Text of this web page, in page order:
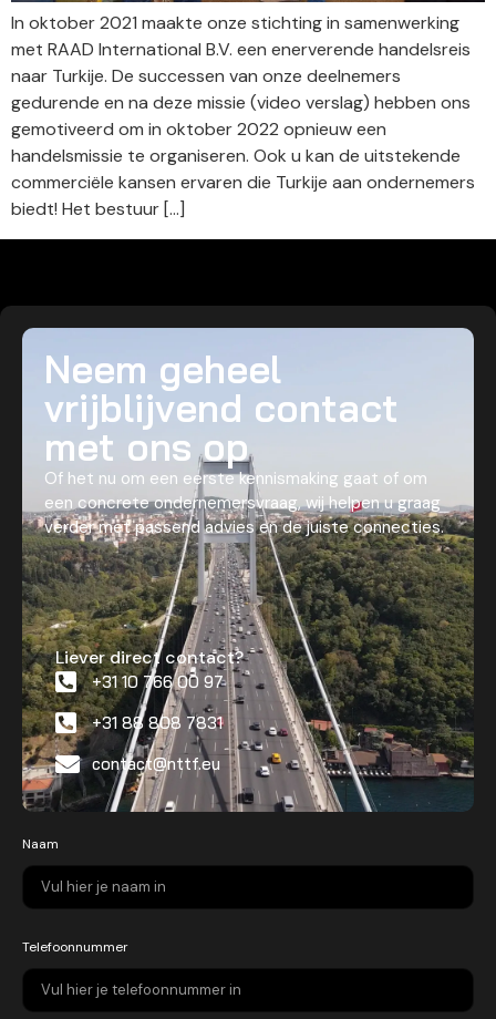
In oktober 2021 maakte onze stichting in samenwerking
met RAAD International B.V. een enerverende handelsreis
naar Turkije. De successen van onze deelnemers
gedurende en na deze missie (video verslag) hebben ons
gemotiveerd om in oktober 2022 opnieuw een
handelsmissie te organiseren. Ook u kan de uitstekende
commerciële kansen ervaren die Turkije aan ondernemers
biedt! Het bestuur […]
Neem geheel
vrijblijvend contact
met ons op
Of het nu om een eerste kennismaking gaat of om
een concrete ondernemersvraag, wij helpen u graag
verder met passend advies en de juiste connecties.
Liever direct contact?
+31 10 766 00 97
+31 88 808 7831
contact@nttf.eu
Naam
Telefoonnummer